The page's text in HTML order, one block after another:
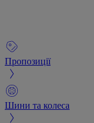
Пропозиції
Шини та колеса